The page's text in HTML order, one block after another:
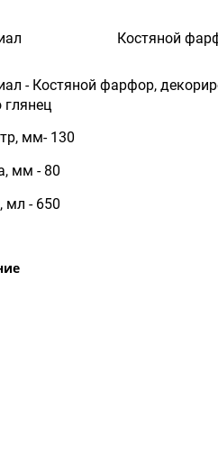
Костяной
- Костяной фарфор,
глянец
мм- 130
мм - 80
мл - 650